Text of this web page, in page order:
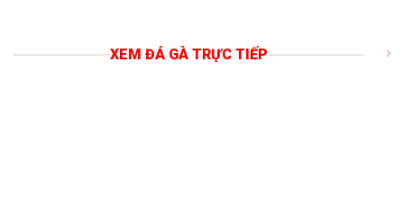
XEM ĐÁ GÀ TRỰC TIẾP